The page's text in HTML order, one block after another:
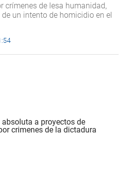
crímenes de lesa humanidad,
un intento de homicidio en el